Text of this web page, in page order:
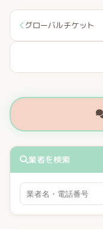
グローバルチケット
業者を検索